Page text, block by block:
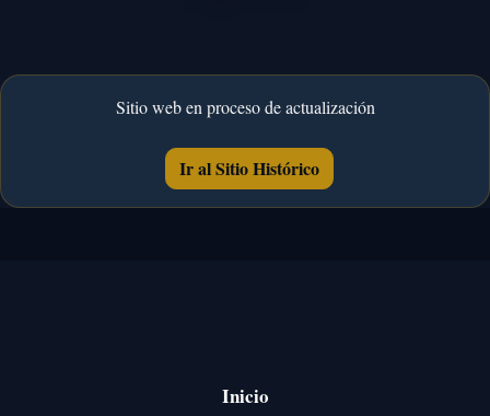
Sitio web en proceso de actualización
Ir al Sitio Histórico
Inicio